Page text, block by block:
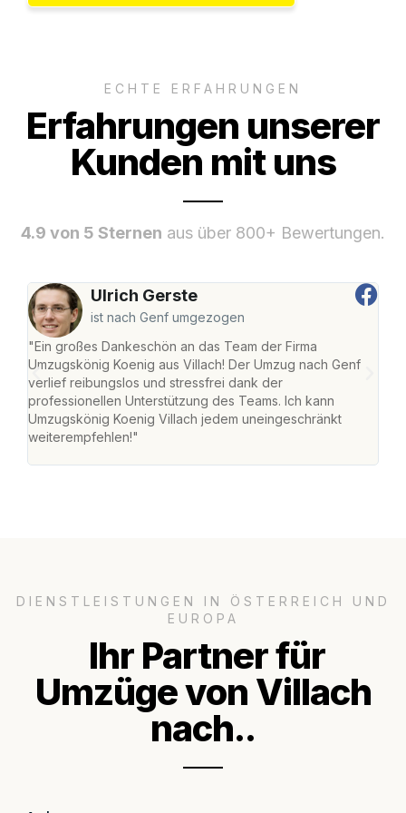
ECHTE ERFAHRUNGEN
Erfahrungen unserer
Kunden mit uns
4.9 von 5 Sternen aus über 800+ Bewertungen.
Ulrich Gerste
ist nach Genf umgezogen
"Ein großes Dankeschön an das Team der Firma
Umzugskönig Koenig aus Villach! Der Umzug nach Genf
verlief reibungslos und stressfrei dank der
professionellen Unterstützung des Teams. Ich kann
Umzugskönig Koenig Villach jedem uneingeschränkt
weiterempfehlen!"
DIENSTLEISTUNGEN IN ÖSTERREICH UND
EUROPA
Ihr Partner für
Umzüge von Villach
nach..